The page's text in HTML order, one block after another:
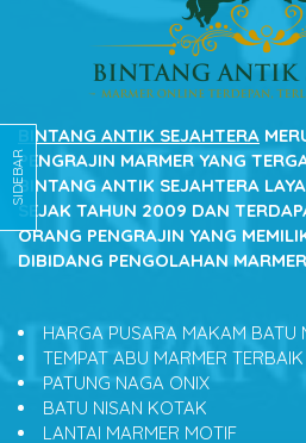
SIDEBAR
BINTANG ANTIK SEJAHTERA
PENGRAJIN MARMER YANG
BINTANG ANTIK SEJAHTERA
SEJAK TAHUN 2009 DAN
ORANG PENGRAJIN YANG
DIBIDANG PENGOLAHAN
HARGA PUSARA MAKAM BATU
TEMPAT ABU MARMER TERBAIK
PATUNG NAGA ONIX
BATU NISAN KOTAK
LANTAI MARMER MOTIF